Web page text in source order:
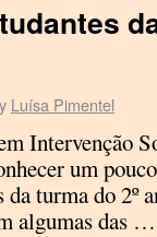
Luísa Pimentel
Intervenção
um
turma do 2º
algumas das